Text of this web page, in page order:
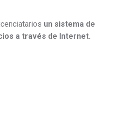
un sistema de
a través de Internet.